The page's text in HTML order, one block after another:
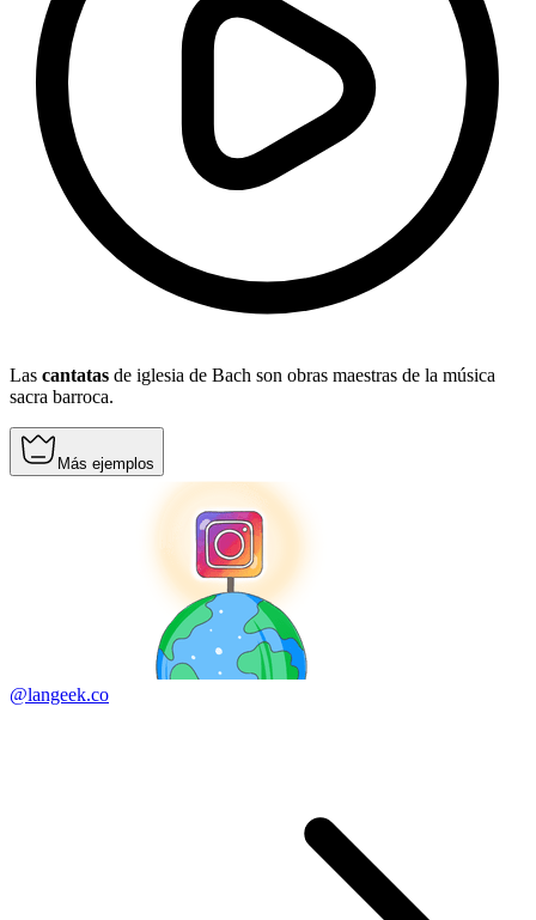
Las cantatas de iglesia de Bach son obras maestras de la música
sacra barroca.
Más ejemplos
@langeek.co